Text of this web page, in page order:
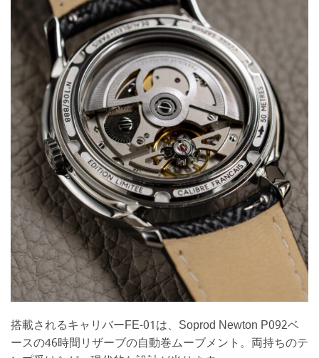
搭載されるキャリバーFE-01は、Soprod Newton P092ベ
ースの46時間リザーブの自動巻ムーブメント。両持ちのテ